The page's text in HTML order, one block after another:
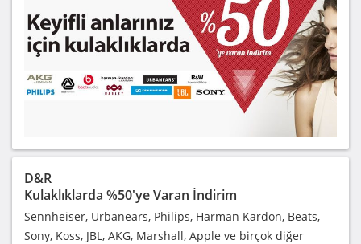
D&R
Kulaklıklarda %50'ye Varan İndirim
Sennheiser, Urbanears, Philips, Harman Kardon, Beats,
Sony, Koss, JBL, AKG, Marshall, Apple ve birçok diğer